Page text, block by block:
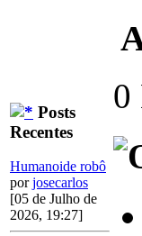
Posts
Recentes
Humanoide robô
porjosecarlos
[05 de Julho de
2026, 19:27]
0